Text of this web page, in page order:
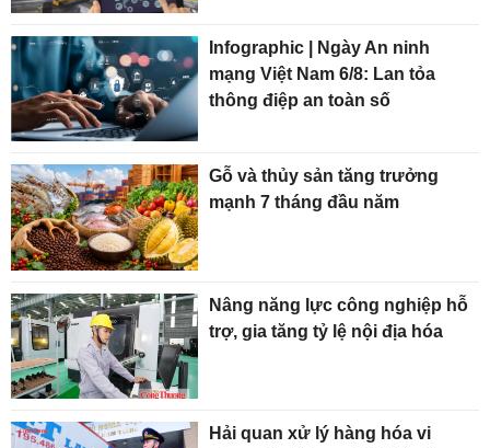
Infographic | Ngày An ninh
mạng Việt Nam 6/8: Lan tỏa
thông điệp an toàn số
Gỗ và thủy sản tăng trưởng
mạnh 7 tháng đầu năm
Nâng năng lực công nghiệp hỗ
trợ, gia tăng tỷ lệ nội địa hóa
Hải quan xử lý hàng hóa vi